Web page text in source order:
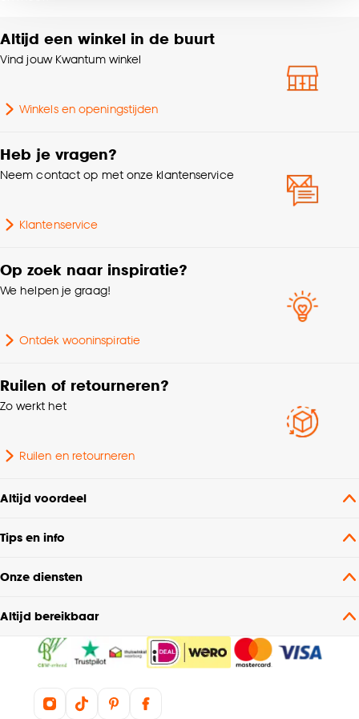
accepteren door op ‘Cookies aanpassen’ te
klikken.
kan aanpassen, bekijk hiervoor onze
Geschikt voor
Trapgeschikt met
Altijd een winkel in de buurt
Vind jouw Kwantum winkel
Winkels en openingstijden
Heb je vragen?
Neem contact op met onze klantenservice
Klantenservice
Op zoek naar inspiratie?
We helpen je graag!
Ontdek wooninspiratie
Ruilen of retourneren?
Zo werkt het
Ruilen en retourneren
Altijd voordeel
Tips en info
Onze diensten
Altijd bereikbaar